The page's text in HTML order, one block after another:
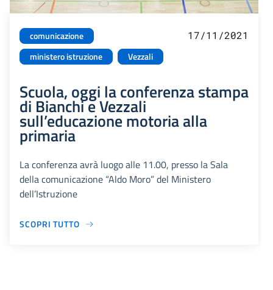
comunicazione
ministero istruzione
Vezzali
17/11/2021
Scuola, oggi la conferenza stampa
di Bianchi e Vezzali
sull’educazione motoria alla
primaria
La conferenza avrà luogo alle 11.00, presso la Sala
della comunicazione “Aldo Moro” del Ministero
dell’Istruzione
SCOPRI TUTTO